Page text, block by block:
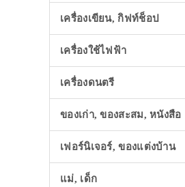
เครื่องเขียน, กิฟท์ช็อป
เครื่องใช้ไฟฟ้า
เครื่องดนตรี
ของเก่า, ของสะสม, หนังสือ
เฟอร์นิเจอร์, ของแต่งบ้าน
แม่, เด็ก